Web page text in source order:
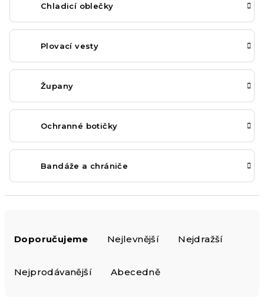
Chladicí oblečky
Plovací vesty
Župany
Ochranné botičky
Bandáže a chrániče
Doporučujeme Nejlevnější Nejdražší
Nejprodávanější Abecedně